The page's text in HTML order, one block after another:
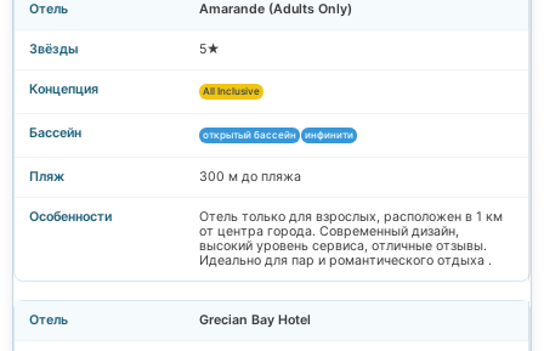
Amarande (Adults Only)
5★
All Inclusive
открытый бассейн инфинити
300 м до пляжа
Отель только для взрослых, расположен в 1 км
от центра города. Современный дизайн,
высокий уровень сервиса, отличные отзывы.
Идеально для пар и романтического отдыха .
Grecian Bay Hotel